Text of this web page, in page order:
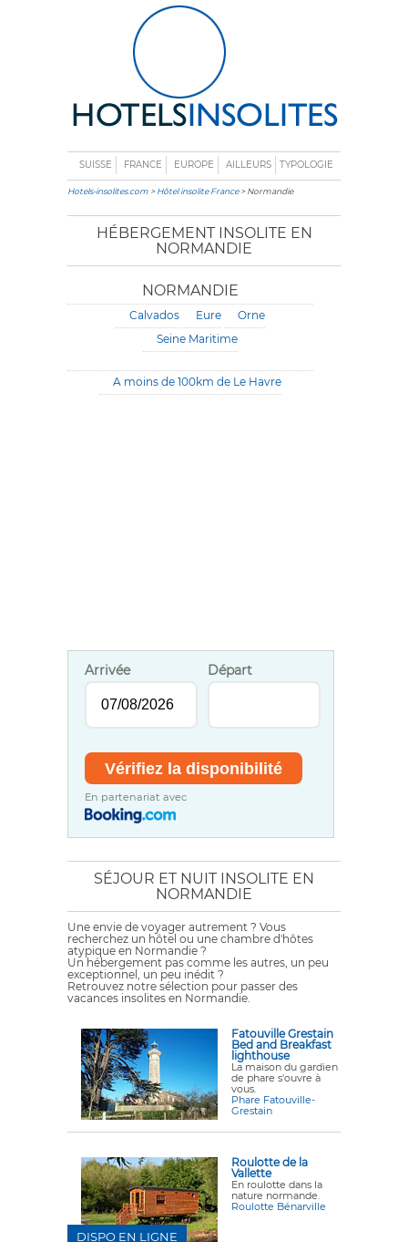
SUISSE FRANCE EUROPE AILLEURS TYPOLOGIE
Hotels-insolites.com >Hôtel insolite France> Normandie
HÉBERGEMENT INSOLITE EN
NORMANDIE
NORMANDIE
Calvados Eure
Orne
Seine Maritime
A moins de 100km de Le Havre
Arrivée Départ
En partenariat avec
SÉJOUR ET NUIT INSOLITE EN
NORMANDIE
Une envie de voyager autrement ? Vous
recherchez un hôtel ou une chambre d'hôtes
atypique en Normandie ?
Un hébergement pas comme les autres, un peu
exceptionnel, un peu inédit ?
Retrouvez notre sélection pour passer des
vacances insolites en Normandie.
Fatouville Grestain
Bed and Breakfast
lighthouse
La maison du gardien
de phare s'ouvre à
vous.
Phare Fatouville-
Grestain
Roulotte de la
Vallette
En roulotte dans la
nature normande.
Roulotte Bénarville
DISPO EN LIGNE